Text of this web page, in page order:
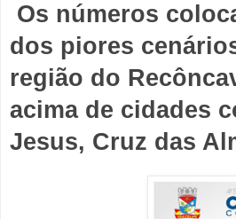
Os números
dos piores
região do
acima de cidades
Jesus, Cruz das